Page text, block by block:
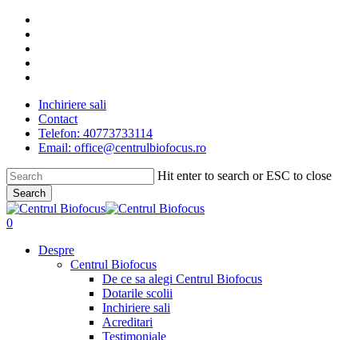
Skip
main
content
Inchiriere sali
Contact
Telefon: 40773733114
Email: office@centrulbiofocus.ro
Hit enter to search or ESC to close
Search
Close
Search
search
0
Despre
Centrul Biofocus
De ce sa alegi Centrul Biofocus
Dotarile scolii
Inchiriere sali
Acreditari
Testimoniale